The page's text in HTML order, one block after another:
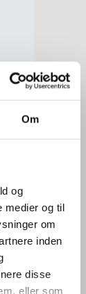
Om
og
medier og til
om
inden
disse
eller som